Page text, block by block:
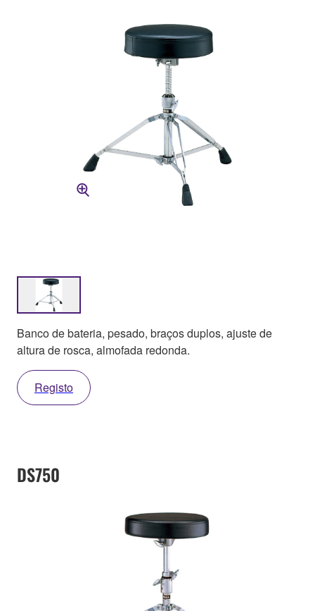
Banco de bateria, pesado, braços duplos, ajuste de
altura de rosca, almofada redonda.
Registo
DS750